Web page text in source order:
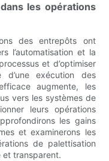
les opérations
des entrepôts ont
l’automatisation et la
et d’optimiser
d’une exécution des
augmente, les
vers les systèmes de
leurs opérations
les gains
et examinerons les
de palettisation
et transparent.